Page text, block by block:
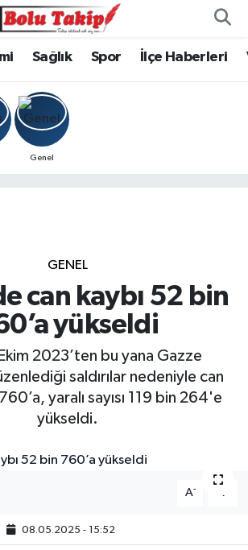
Sağlık Spor İlçe Haberleri
Genel
GENEL
can kaybı 52 bin
yükseldi
2023’ten bu yana Gazze
saldırılar nedeniyle can
yaralı sayısı 119 bin 264'e
yükseldi.
A- A
08.05.2025 - 15:52